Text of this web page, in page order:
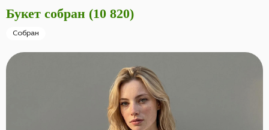
Букет собран (10 820)
Собран